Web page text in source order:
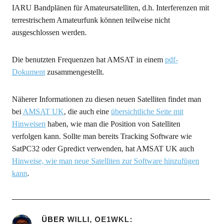
IARU Bandplänen für Amateursatelliten, d.h. Interferenzen mit
terrestrischem Amateurfunk können teilweise nicht
ausgeschlossen werden.
Die benutzten Frequenzen hat AMSAT in einem pdf-
Dokumentzusammengestellt.
Näherer Informationen zu diesen neuen Satelliten findet man
bei AMSAT UK, die auch eine übersichtliche Seite mit
Hinweisen haben, wie man die Position von Satelliten
verfolgen kann. Sollte man bereits Tracking Software wie
SatPC32 oder Gpredict verwenden, hat AMSAT UK auch
Hinweise, wie man neue Satelliten zur Software hinzufügen
kann.
ÜBER WILLI, OE1WKL